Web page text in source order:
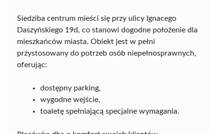
Siedziba centrum mieści się przy ulicy Ignacego
Daszyńskiego 19d, co stanowi dogodne położenie dla
mieszkańców miasta. Obiekt jest w pełni
przystosowany do potrzeb osób niepełnosprawnych,
oferując:
dostępny parking,
wygodne wejście,
toaletę spełniającą specjalne wymagania.